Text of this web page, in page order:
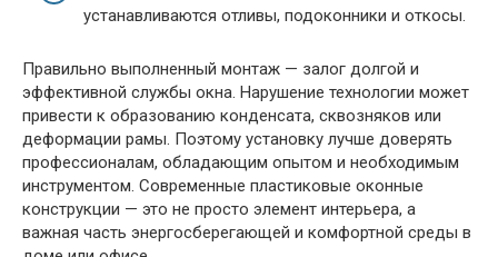
устанавливаются отливы, подоконники и откосы.
Правильно выполненный монтаж — залог долгой и
эффективной службы окна. Нарушение технологии может
привести к образованию конденсата, сквозняков или
деформации рамы. Поэтому установку лучше доверять
профессионалам, обладающим опытом и необходимым
инструментом. Современные пластиковые оконные
конструкции — это не просто элемент интерьера, а
важная часть энергосберегающей и комфортной среды в